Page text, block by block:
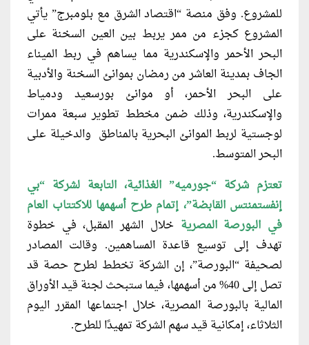
للمشروع. وفق منصة “اقتصاد الشرق مع بلومبرج” يأتي
المشروع كجزء من ممر يربط بين العين السخنة على
البحر الأحمر والإسكندرية مما يساهم في ربط الميناء
الجاف بمدينة العاشر من رمضان بموانئ السخنة والأدبية
على البحر الأحمر، أو موانئ بورسعيد ودمياط
والإسكندرية، وذلك ضمن مخطط تطوير سبعة ممرات
لوجستية لربط الموانئ البحرية بالمناطق والدخيلة على
البحر المتوسط.
تعتزم شركة “جورميه” الغذائية، التابعة لشركة “بي
إنفستمنتس القابضة”، إتمام طرح أسهمها للاكتتاب العام
في البورصة المصرية خلال الشهر المقبل، في خطوة
تهدف إلى توسيع قاعدة المساهمين. وقالت المصادر
لصحيفة “البورصة”، إن الشركة تخطط لطرح حصة قد
تصل إلى 40% من أسهمها، فيما ستبحث لجنة قيد الأوراق
المالية بالبورصة المصرية، خلال اجتماعها المقرر اليوم
الثلاثاء، إمكانية قيد سهم الشركة تمهيدًا للطرح.